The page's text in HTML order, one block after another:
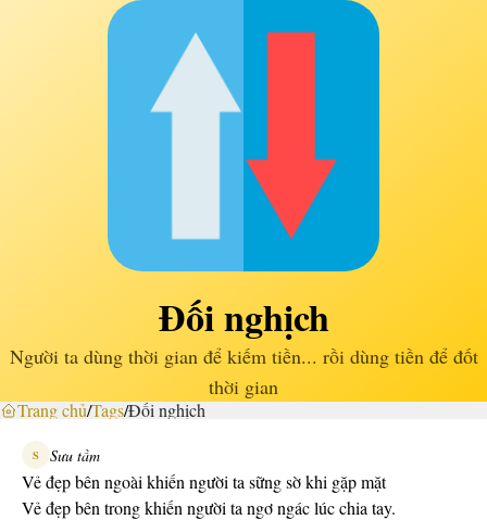
Đối nghịch
Người ta dùng thời gian để kiếm tiền... rồi dùng tiền để đốt
thời gian
Trang chủ/Tags/Đối nghịch
S Sưu tầm
Vẻ đẹp bên ngoài khiến người ta sững sờ khi gặp mặt
Vẻ đẹp bên trong khiến người ta ngơ ngác lúc chia tay.